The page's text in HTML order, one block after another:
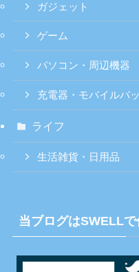
ガジェット
ゲーム
パソコン・周辺機器
充電器・モバイルバ
ライフ
生活雑貨・日用品
当ブログはSWELL